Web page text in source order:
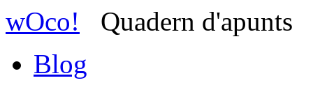
wOco!
Quadern d'apunts
Blog